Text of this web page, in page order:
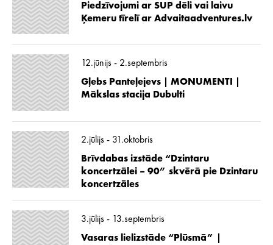
Piedzīvojumi ar SUP dēli vai laivu
Ķemeru tīrelī ar Advaitaadventures.lv
12.jūnijs - 2.septembris
Gļebs Panteļejevs | MONUMENTI |
Mākslas stacija Dubulti
2.jūlijs - 31.oktobris
Brīvdabas izstāde “Dzintaru
koncertzālei – 90” skvērā pie Dzintaru
koncertzāles
3.jūlijs - 13.septembris
Vasaras lielizstāde “Plūsmā” |